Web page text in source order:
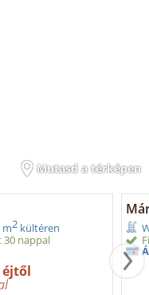
Mutasd a térképen
m2 kültéren
30 nappal
éjtől